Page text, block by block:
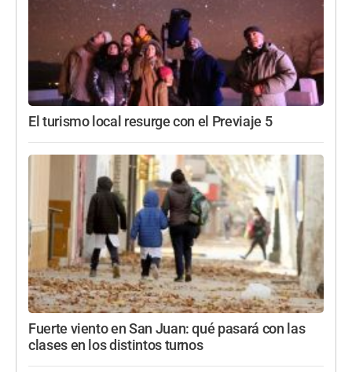
El turismo local resurge con el Previaje 5
Fuerte viento en San Juan: qué pasará con las
clases en los distintos turnos